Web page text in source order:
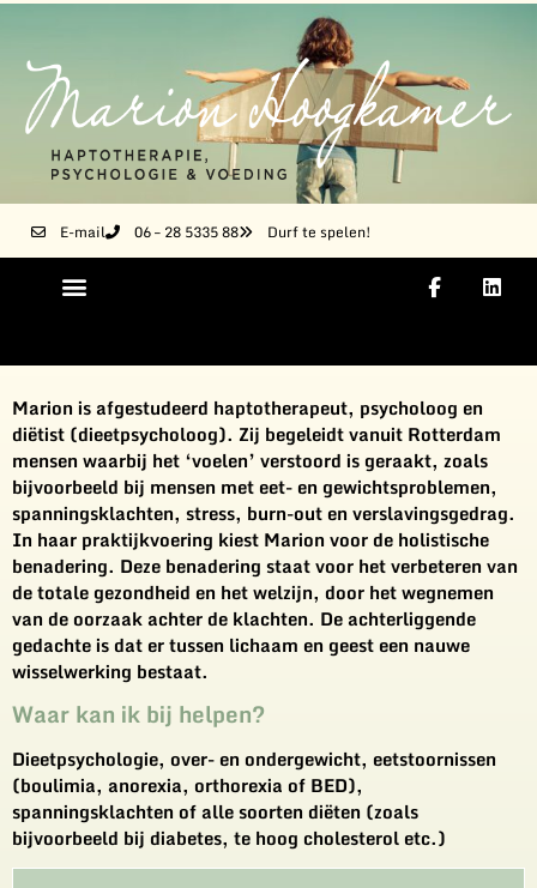
E-mail 06 – 28 5335 88 Durf te spelen!
Marion is afgestudeerd haptotherapeut, psycholoog en
diëtist (dieetpsycholoog). Zij begeleidt vanuit Rotterdam
mensen waarbij het ‘voelen’ verstoord is geraakt, zoals
bijvoorbeeld bij mensen met eet- en gewichtsproblemen,
spanningsklachten, stress, burn-out en verslavingsgedrag.
In haar praktijkvoering kiest Marion voor de holistische
benadering. Deze benadering staat voor het verbeteren van
de totale gezondheid en het welzijn, door het wegnemen
van de oorzaak achter de klachten. De achterliggende
gedachte is dat er tussen lichaam en geest een nauwe
wisselwerking bestaat.
Waar kan ik bij helpen?
Dieetpsychologie, over- en ondergewicht, eetstoornissen
(boulimia, anorexia, orthorexia of BED),
spanningsklachten of alle soorten diëten (zoals
bijvoorbeeld bij diabetes, te hoog cholesterol etc.)